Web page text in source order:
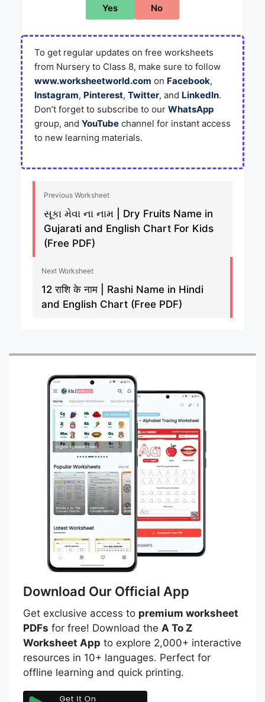
Yes No
To get regular updates on free worksheets
from Nursery to Class 8, make sure to follow
www.worksheetworld.com on Facebook,
Instagram, Pinterest, Twitter, and LinkedIn.
Don’t forget to subscribe to our WhatsApp
group, and YouTube channel for instant access
to new learning materials.
Previous Worksheet
સૂકા મેવા ના નામ | Dry Fruits Name in
Gujarati and English Chart For Kids
(Free PDF)
Next Worksheet
12 राशि के नाम | Rashi Name in Hindi
and English Chart (Free PDF)
Download Our Official App
Get exclusive access to premium worksheet
PDFs for free! Download the A To Z
Worksheet App to explore 2,000+ interactive
resources in 10+ languages. Perfect for
offline learning and quick printing.